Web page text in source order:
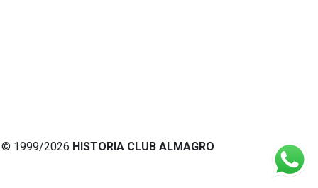
© 1999/2026 HISTORIA CLUB ALMAGRO